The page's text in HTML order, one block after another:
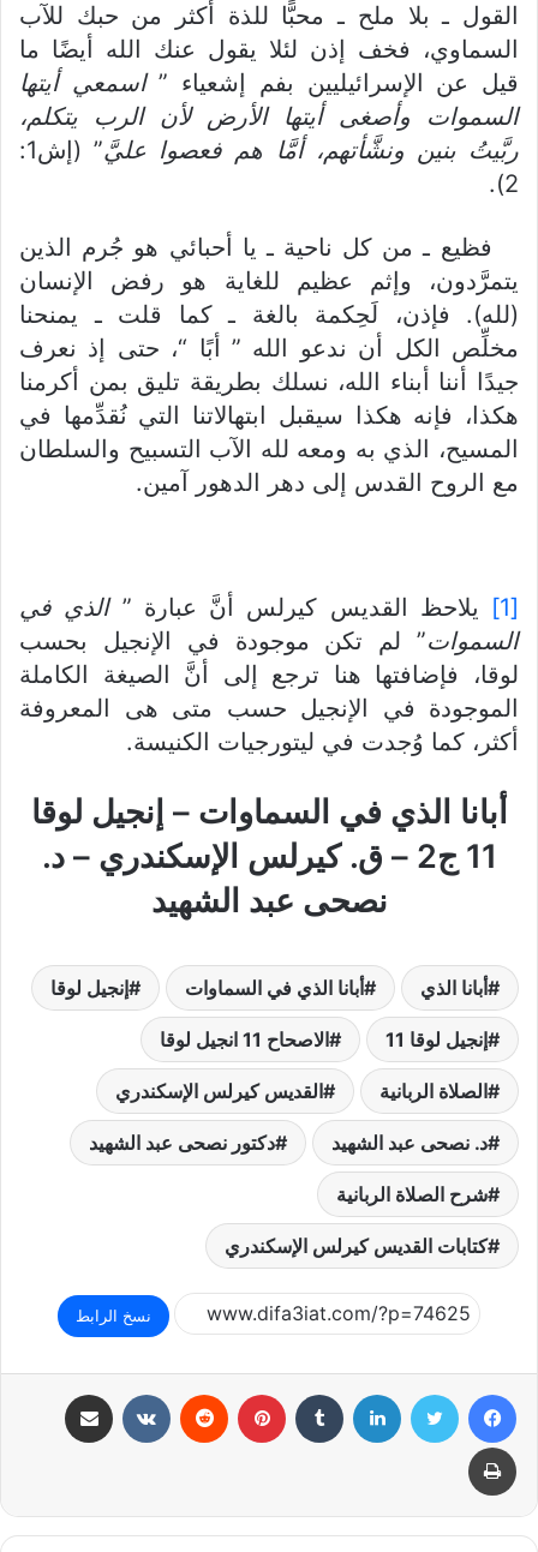
القول ـ بلا ملح ـ محبًّا للذة أكثر من حبك للآب
السماوي، فخف إذن لئلا يقول عنك الله أيضًا ما
قيل عن الإسرائيليين بفم إشعياء ”اسمعي أيتها
السموات وأصغى أيتها الأرض لأن الرب يتكلم،
ربَّيتُ بنين ونشَّأتهم، أمَّا هم فعصوا عليَّ
” (إش1:
2).
فظيع ـ من كل ناحية ـ يا أحبائي هو جُرم الذين
يتمرَّدون، وإثم عظيم للغاية هو رفض الإنسان
(لله). فإذن، لَحِكمة بالغة ـ كما قلت ـ يمنحنا
مخلِّص الكل أن ندعو الله ” أبًا “، حتى إذ نعرف
جيدًا أننا أبناء الله، نسلك بطريقة تليق بمن أكرمنا
هكذا، فإنه هكذا سيقبل ابتهالاتنا التي نُقدِّمها في
المسيح، الذي به ومعه لله الآب التسبيح والسلطان
مع الروح القدس إلى دهر الدهور آمين.
[1] يلاحظ القديس كيرلس أنَّ عبارة ”الذي في
السموات” لم تكن موجودة في الإنجيل بحسب
لوقا، فإضافتها هنا ترجع إلى أنَّ الصيغة الكاملة
الموجودة في الإنجيل حسب متى هى المعروفة
أكثر، كما وُجدت في ليتورجيات الكنيسة.
أبانا الذي في السماوات – إنجيل لوقا
11 ج2 – ق. كيرلس الإسكندري – د.
نصحى عبد الشهيد
أبانا الذي أبانا الذي في السماوات إنجيل لوقا
إنجيل لوقا 11 الاصحاح 11 انجيل لوقا
الصلاة الربانية القديس كيرلس الإسكندري
د. نصحى عبد الشهيد دكتور نصحى عبد الشهيد
شرح الصلاة الربانية
كتابات القديس كيرلس الإسكندري
نسخ الرابط
فيسبوك تويتر لينكدإن بينتيريست
طباعة